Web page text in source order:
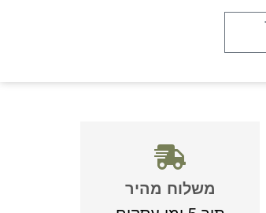
משלוח מהיר